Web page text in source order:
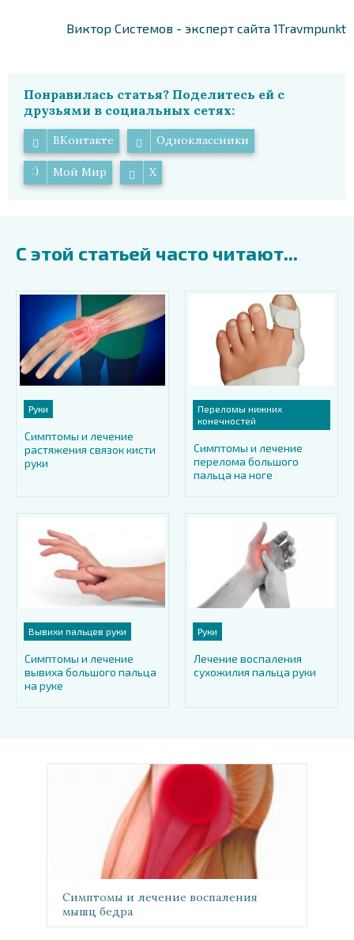
Виктор Системов - эксперт сайта 1Travmpunkt
Понравилась статья? Поделитесь ей с
друзьями в социальных сетях:
ВКонтакте Одноклассники
Мой Мир X
С этой статьей часто читают...
Руки
Симптомы и лечение
растяжения связок кисти
руки
Переломы нижних
конечностей
Симптомы и лечение
перелома большого
пальца на ноге
Вывихи пальцев руки
Симптомы и лечение
вывиха большого пальца
на руке
Руки
Лечение воспаления
сухожилия пальца руки
Симптомы и лечение воспаления
мышц бедра